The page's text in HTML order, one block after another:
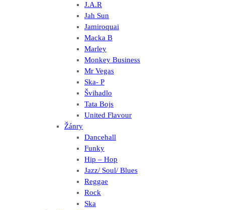
J.A.R
Jah Sun
Jamiroquai
Macka B
Marley
Monkey Business
Mr Vegas
Ska- P
Švihadlo
Tata Bojs
United Flavour
Žánry
Dancehall
Funky
Hip – Hop
Jazz/ Soul/ Blues
Reggae
Rock
Ska